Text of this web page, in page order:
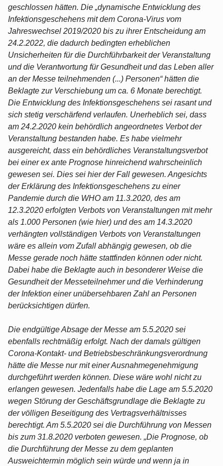
geschlossen hätten. Die „dynamische Entwicklung des
Infektionsgeschehens mit dem Corona-Virus vom
Jahreswechsel 2019/2020 bis zu ihrer Entscheidung am
24.2.2022, die dadurch bedingten erheblichen
Unsicherheiten für die Durchführbarkeit der Veranstaltung
und die Verantwortung für Gesundheit und das Leben aller
an der Messe teilnehmenden (...) Personen“ hätten die
Beklagte zur Verschiebung um ca. 6 Monate berechtigt.
Die Entwicklung des Infektionsgeschehens sei rasant und
sich stetig verschärfend verlaufen. Unerheblich sei, dass
am 24.2.2020 kein behördlich angeordnetes Verbot der
Veranstaltung bestanden habe. Es habe vielmehr
ausgereicht, dass ein behördliches Veranstaltungsverbot
bei einer ex ante Prognose hinreichend wahrscheinlich
gewesen sei. Dies sei hier der Fall gewesen. Angesichts
der Erklärung des Infektionsgeschehens zu einer
Pandemie durch die WHO am 11.3.2020, des am
12.3.2020 erfolgten Verbots von Veranstaltungen mit mehr
als 1.000 Personen (wie hier) und des am 14.3.2020
verhängten vollständigen Verbots von Veranstaltungen
wäre es allein vom Zufall abhängig gewesen, ob die
Messe gerade noch hätte stattfinden können oder nicht.
Dabei habe die Beklagte auch in besonderer Weise die
Gesundheit der Messeteilnehmer und die Verhinderung
der Infektion einer unübersehbaren Zahl an Personen
berücksichtigen dürfen.
Die endgültige Absage der Messe am 5.5.2020 sei
ebenfalls rechtmäßig erfolgt. Nach der damals gültigen
Corona-Kontakt- und Betriebsbeschränkungsverordnung
hätte die Messe nur mit einer Ausnahmegenehmigung
durchgeführt werden können. Diese wäre wohl nicht zu
erlangen gewesen. Jedenfalls habe die Lage am 5.5.2020
wegen Störung der Geschäftsgrundlage die Beklagte zu
der völligen Beseitigung des Vertragsverhältnisses
berechtigt. Am 5.5.2020 sei die Durchführung von Messen
bis zum 31.8.2020 verboten gewesen. „Die Prognose, ob
die Durchführung der Messe zu dem geplanten
Ausweichtermin möglich sein würde und wenn ja in